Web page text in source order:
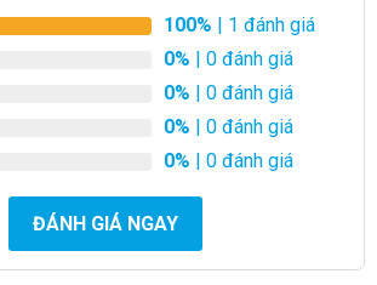
sắp chia tay công ty hoặc nghỉ hưu, một
là một lựa chọn lý tưởng để gửi đi những
biểu tượng cho sự thành công đã đạt
và dịp khác nhau là cơ hội để tặng Giỏ
100% | 1 đánh giá
0% | 0 đánh giá
0% | 0 đánh giá
0% | 0 đánh giá
0% | 0 đánh giá
ĐÁNH GIÁ NGAY